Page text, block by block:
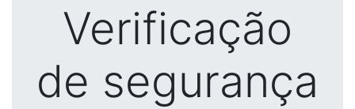
Verificação
de segurança